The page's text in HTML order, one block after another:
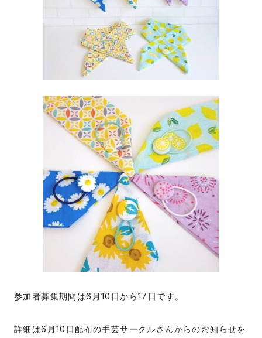
参加者募集期間は6月10日から17日です。
詳細は6月10日配布の手芸サークルさんからのお知らせを